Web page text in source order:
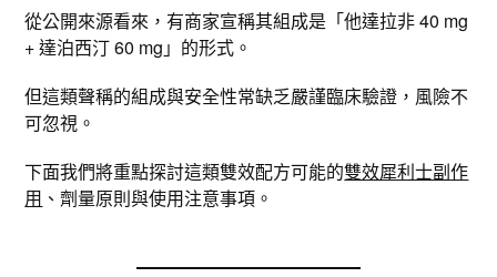
從公開來源看來，有商家宣稱其組成是「他達拉非 40 mg
+ 達泊西汀 60 mg」的形式。​
但這類聲稱的組成與安全性常缺乏嚴謹臨床驗證，風險不
可忽視。
下面我們將重點探討這類雙效配方可能的雙效犀利士副作
用 、劑量原則與使用注意事項。